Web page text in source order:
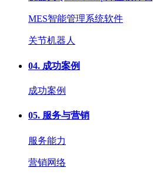
MES智能管理系统软件
关节机器人
04. 成功案例
成功案例
05. 服务与营销
服务能力
营销网络